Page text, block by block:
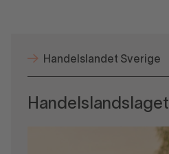
Handelslandet Sverige
Handelslandslaget